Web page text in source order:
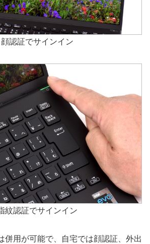
顔認証でサインイン
紋認証でサインイン
併用が可能で、自宅では顔認証、外出